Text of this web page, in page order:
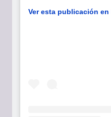
Ver esta publicación en